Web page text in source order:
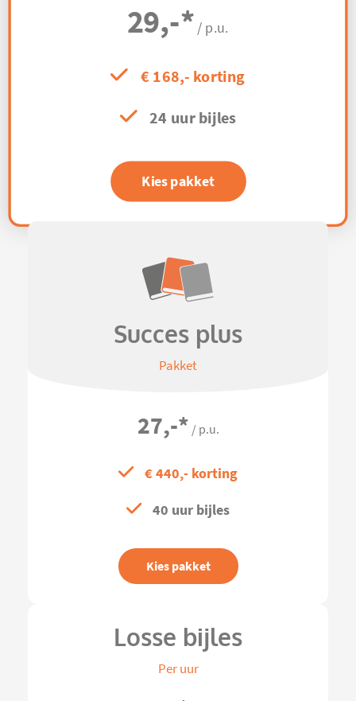
29,-* / p.u.
€ 168,- korting
24 uur bijles
Kies pakket
Succes plus
Pakket
27,-* / p.u.
€ 440,- korting
40 uur bijles
Kies pakket
Losse bijles
Per uur